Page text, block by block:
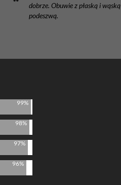
dobrze. Obuwie z płaską i wąską
podeszwą.
99%
98%
97%
96%